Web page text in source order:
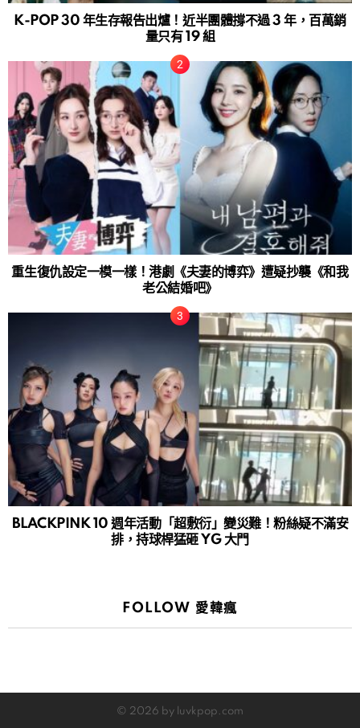
K-POP 30 年生存報告出爐！近半團體撐不過 3 年，百萬銷
量只有 19 組
重生復仇設定一模一樣！港劇《夫妻的博弈》遭疑抄襲《和我
老公結婚吧》
BLACKPINK 10 週年活動「超敷衍」變災難！粉絲疑不滿安
排，持球桿猛砸 YG 大門
FOLLOW 愛韓瘋
© 2026 by luvkpop.com